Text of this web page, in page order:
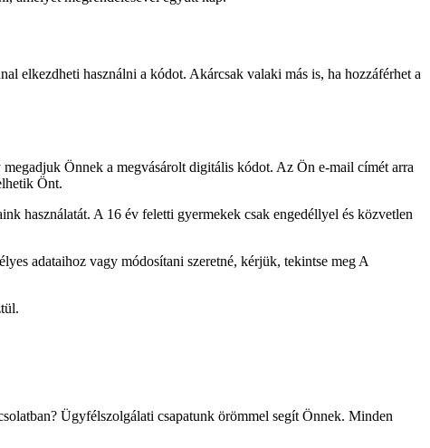
elkezdheti használni a kódot. Akárcsak valaki más is, ha hozzáférhet a
Önnek a megvásárolt digitális kódot. Az Ön e-mail címét arra
Önt.
használatát. A 16 év feletti gyermekek csak engedéllyel és közvetlen
adataihoz vagy módosítani szeretné, kérjük, tekintse meg A
Ügyfélszolgálati csapatunk örömmel segít Önnek. Minden